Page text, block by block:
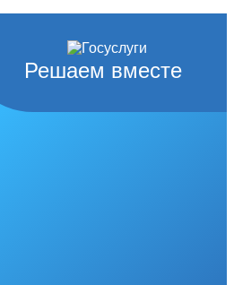
Решаем вместе